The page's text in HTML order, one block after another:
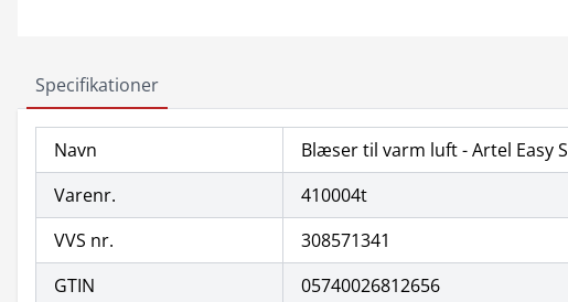
Specifikationer
Navn
Blæser til varm luft - Artel Easy S
Varenr.
410004t
VVS nr.
308571341
GTIN
05740026812656